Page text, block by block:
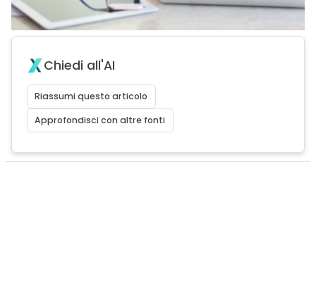
Chiedi all'AI
Riassumi questo articolo
Approfondisci con altre fonti